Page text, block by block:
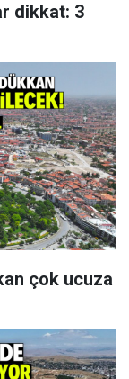
dikkat: 3
çok ucuza